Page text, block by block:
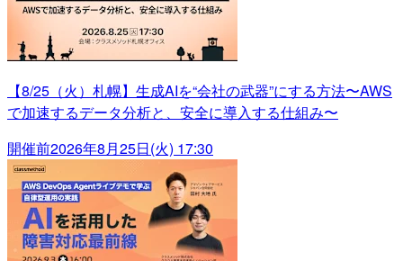
【8/25（火）札幌】生成AIを“会社の武器”にする方法〜AWS
で加速するデータ分析と、安全に導入する仕組み〜
開催前2026年8月25日(火) 17:30